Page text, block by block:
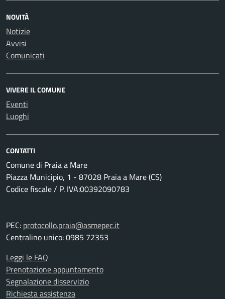
NOVITÀ
Notizie
Avvisi
Comunicati
VIVERE IL COMUNE
Eventi
Luoghi
CONTATTI
Comune di Praia a Mare
Piazza Municipio, 1 - 87028 Praia a Mare (CS)
Codice fiscale / P. IVA:00392090783
PEC: protocollo.praia@asmepec.it
Centralino unico: 0985 72353
Leggi le FAQ
Prenotazione appuntamento
Segnalazione disservizio
Richiesta assistenza